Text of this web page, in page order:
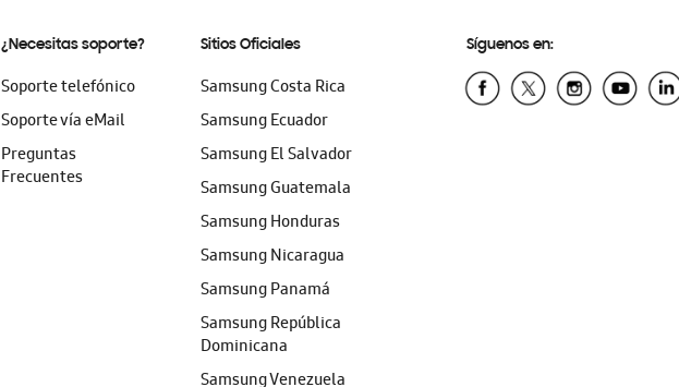
¿Necesitas soporte?
Soporte telefónico
Soporte vía eMail
Preguntas
Frecuentes
Sitios Oficiales
Samsung Costa Rica
Samsung Ecuador
Samsung El Salvador
Samsung Guatemala
Samsung Honduras
Samsung Nicaragua
Samsung Panamá
Samsung República
Dominicana
Samsung Venezuela
Síguenos en: